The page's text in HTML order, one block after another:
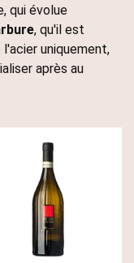
qui évolue
, qu'il est
uniquement,
après au